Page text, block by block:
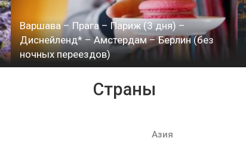
Варшава – Прага – Париж (3 дня) –
Диснейленд* – Амстердам – Берлин (без
ночных переездов)
Страны
Азия